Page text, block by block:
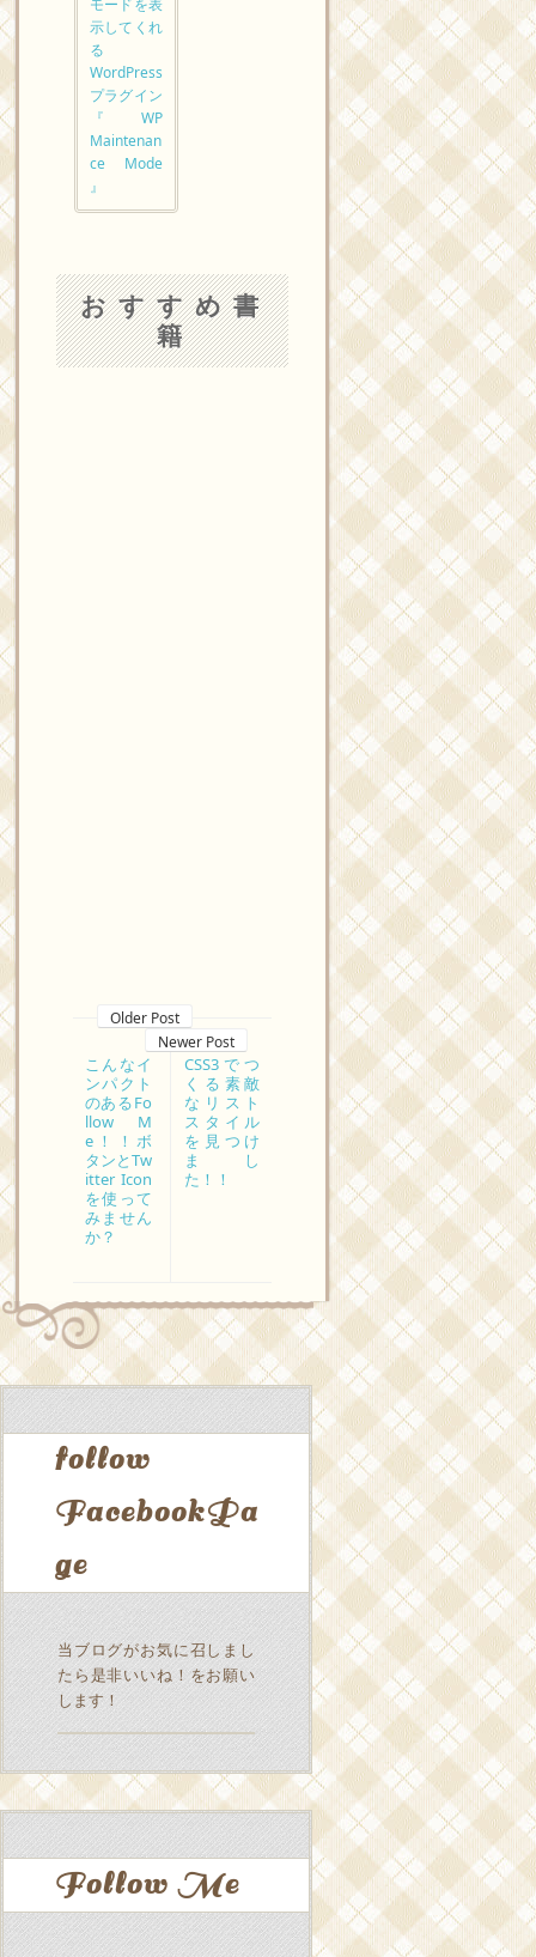
示してくれ
る
WordPress
プラグイン
『WP
Maintenan
ce Mode
』
おすすめ書
籍
Older Post
Newer Post
CSS3でつ
くる素敵
なリスト
スタイル
を見つけ
まし
た！！
こんなイ
ンパクト
のあるFo
llow M
e！！ボ
タンとTw
itter Icon
を使って
みません
か？
follow
FacebookPa
ge
当ブログがお気に召しまし
たら是非いいね！をお願い
します！
Follow Me